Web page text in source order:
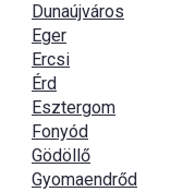
Dunaújváros
Eger
Ercsi
Érd
Esztergom
Fonyód
Gödöllő
Gyomaendrőd